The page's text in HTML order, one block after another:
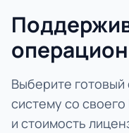
Выберите готовый
систему со
и стоимость